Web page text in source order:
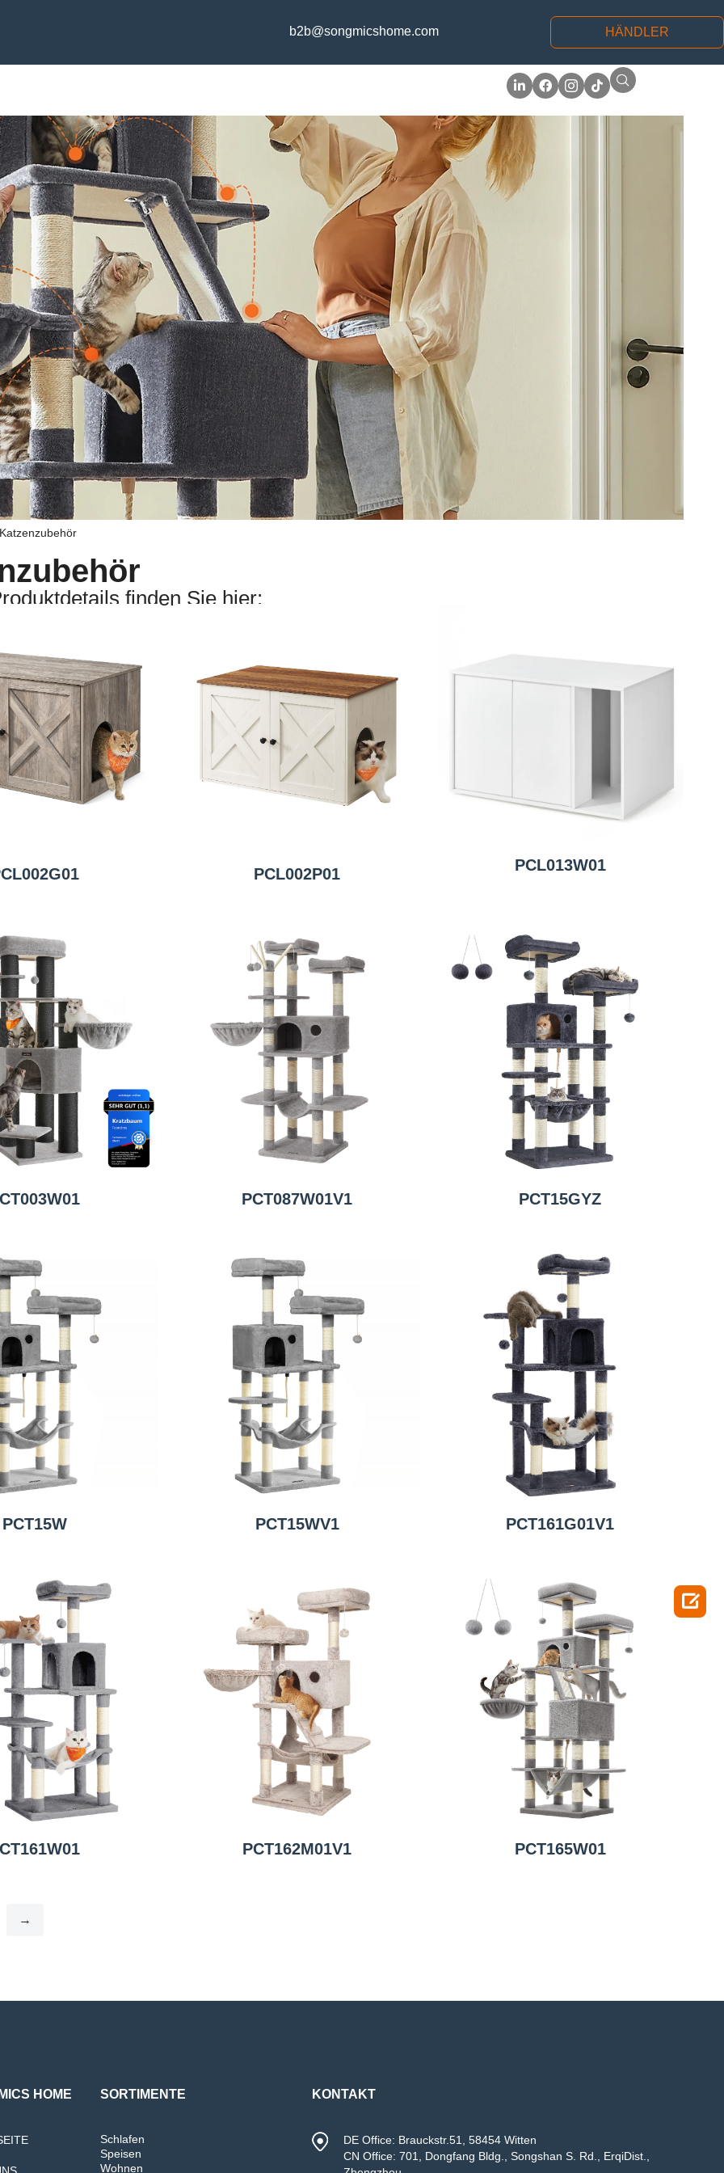
b2b@songmicshome.com HÄNDLER
finden Sie hier:
PCL002P01 PCL013W01
PCT087W01V1 PCT15GYZ
PCT15W PCT15WV1 PCT161G01V1
PCT162M01V1 PCT165W01
→
HOME SORTIMENTE
Schlafen
Speisen
Wohnen
KONTAKT
DE Office: Brauckstr.51, 58454 Witten
CN Office: 701, Dongfang Bldg., Songshan S. Rd., ErqiDist.,
